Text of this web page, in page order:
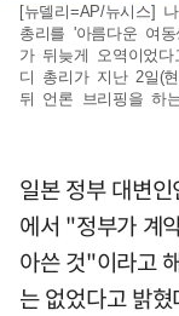
[뉴델리=AP/뉴시스]
총리를 '아름다운 여
가 뒤늦게 오역이었
디 총리가 지난 2일(
뒤 언론 브리핑을 하
일본 정부 대변
에서 "정부가 계
아쓴 것"이라고
는 없었다고 밝혔